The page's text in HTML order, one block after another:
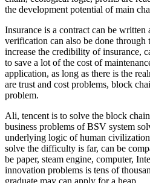
the development potential of main
Insurance is a contract can be
verification can also be done through
increase the credibility of insurance,
to save a lot of the cost of
application, as long as there is the
are trust and cost problems, block
problem.
Ali, tencent is to solve the block
business problems of BSV system
underlying logic of human
solve the difficulty is far, can be
be paper, steam engine, computer,
innovation problems is tens of
graduate may can apply for a heap.